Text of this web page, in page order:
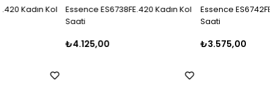
Essence ES6738FE.420 Kadın Kol
Essence ES6742FE.420 Kadın Kol